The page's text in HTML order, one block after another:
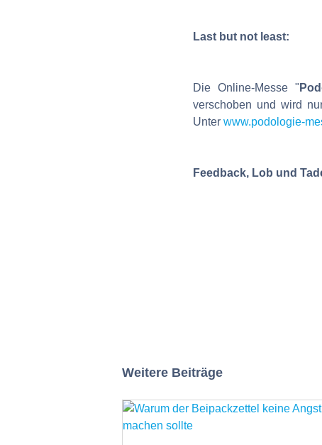
Last but not least:
Die Online-Messe "
verschoben und wird
Unter www.podologie-
Feedback, Lob und
Weitere Beiträge